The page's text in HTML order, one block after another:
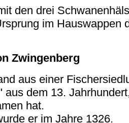
den drei
im Hauswappen
Zwingenberg
aus einer
aus dem 13.
hat.
er im Jahre 1326.